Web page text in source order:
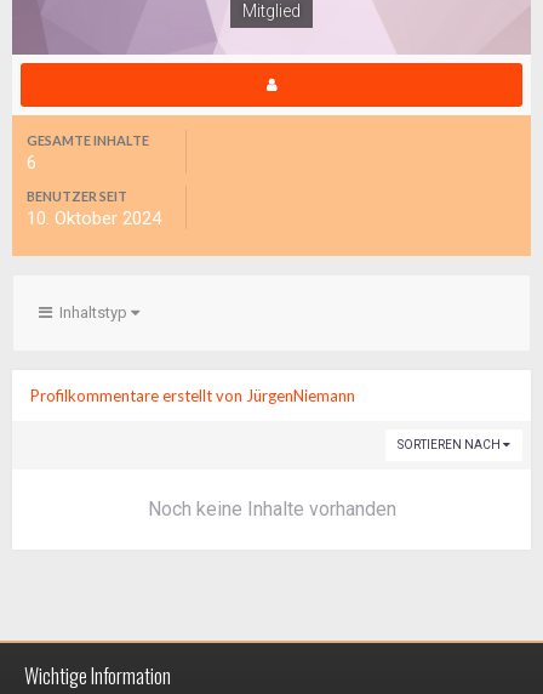
Mitglied
GESAMTE INHALTE
6
BENUTZER SEIT
10. Oktober 2024
Inhaltstyp
Profilkommentare erstellt von JürgenNiemann
SORTIEREN NACH
Noch keine Inhalte vorhanden
Impressum / Datenschutzerklärung
Wichtige Information